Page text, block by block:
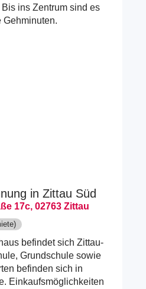
ins Zentrum sind es
Gehminuten.
in Zittau Süd
17c, 02763 Zittau
befindet sich Zittau-
Grundschule sowie
befinden sich in
Einkaufsmöglichkeiten